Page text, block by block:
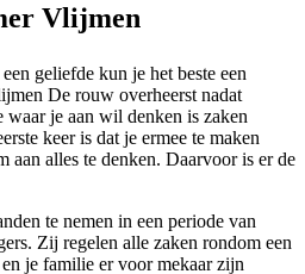
Vlijmen
geliefde kun je het beste een
De rouw overheerst nadat
waar je aan wil denken is zaken
keer is dat je ermee te maken
aan alles te denken. Daarvoor is er de
te nemen in een periode van
Zij regelen alle zaken rondom een
je familie er voor mekaar zijn